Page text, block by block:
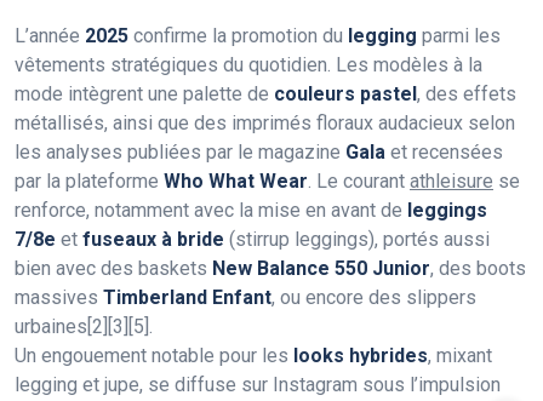
L’année 2025 confirme la promotion du legging parmi les
vêtements stratégiques du quotidien. Les modèles à la
mode intègrent une palette de couleurs pastel , des effets
métallisés, ainsi que des imprimés floraux audacieux selon
les analyses publiées par le magazine Gala et recensées
par la plateforme Who What Wear. Le courant athleisure se
renforce, notamment avec la mise en avant de leggings
7/8e et fuseaux à bride (stirrup leggings), portés aussi
bien avec des baskets New Balance 550 Junior, des boots
massives Timberland Enfant, ou encore des slippers
urbaines[2][3][5].
Un engouement notable pour les looks hybrides, mixant
legging et jupe, se diffuse sur Instagram sous l’impulsion